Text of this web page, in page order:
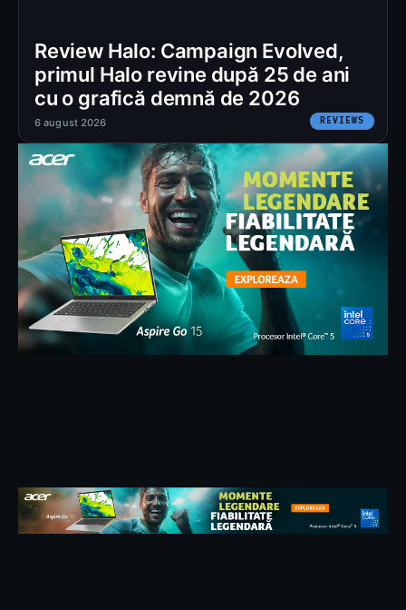
Review Halo: Campaign Evolved,
primul Halo revine după 25 de ani
cu o grafică demnă de 2026
REVIEWS
6 august 2026